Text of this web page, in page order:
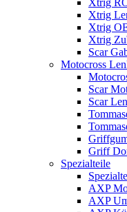
Xtrig
Xtrig
Xtrig
Xtrig
Scar
Motocross
Scar
Scar
Griff
Spezialteile
AXP
AXP